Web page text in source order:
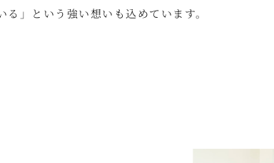
」という強い想いも込めています。